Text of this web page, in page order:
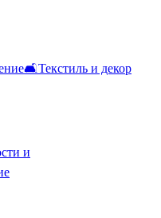
🛋️Текстиль и декор
и